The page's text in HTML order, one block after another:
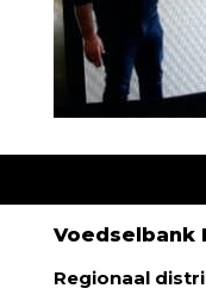
Voedselbank
Regionaal